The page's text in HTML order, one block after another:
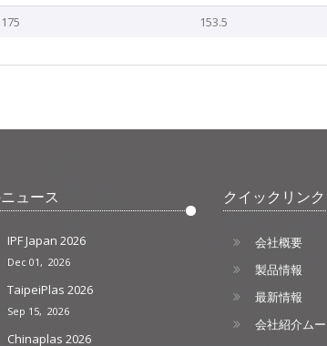
175 153.5
ュース
IPF Japan 2026
Dec 01, 2026
TaipeiPlas 2026
Sep 15, 2026
Chinaplas 2026
クイックリンク
会社概要
製品情報
最新情報
会社紹介ム